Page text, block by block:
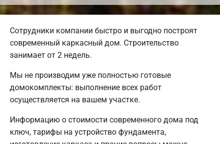
Сотрудники компании быстро и выгодно построят
современный каркасный дом. Строительство
занимает от 2 недель.
Мы не производим уже полностью готовые
домокомплекты: выполнение всех работ
осуществляется на вашем участке.
Информацию о стоимости современного дома под
ключ, тарифы на устройство фундамента,